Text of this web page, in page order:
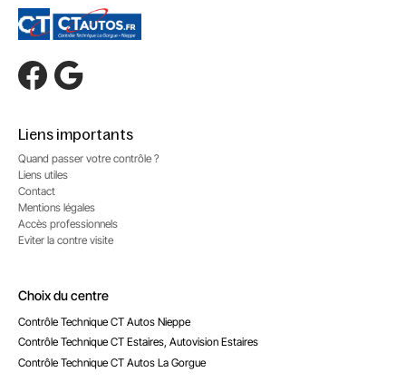
Liens importants
Quand passer votre contrôle ?
Liens utiles
Contact
Mentions légales
Accès professionnels
Eviter la contre visite
Choix du centre
Contrôle Technique CT Autos Nieppe
Contrôle Technique CT Estaires, Autovision Estaires
Contrôle Technique CT Autos La Gorgue